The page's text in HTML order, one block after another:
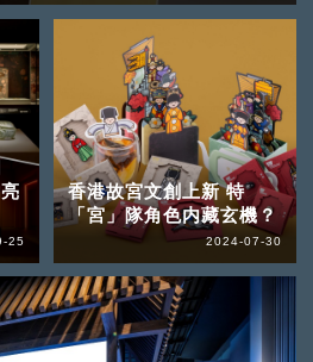
25
香港故宮文創上新 特
「宮」隊角色内藏玄機？
2024-07-30